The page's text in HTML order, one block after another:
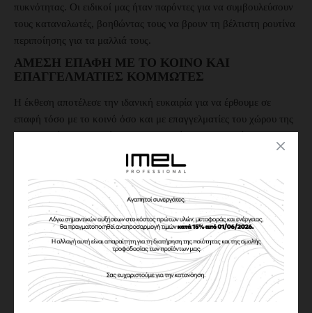
πυκνότητας. Οι ειδικοί μας ήταν παρόντες για να συμβουλεύσουν
τους καταναλωτές, βοηθώντας τους να βρουν τη βέλτιστη ρουτίνα
περιποίησης για τα μαλλιά τους.
ΆΜΕΣΗ ΕΠΑΦΉ ΜΕ ΤΟ ΚΟΙΝΌ ΚΑΙ
ΕΠΑΓΓΕΛΜΑΤΊΕΣ ΚΟΜΜΩΤΈΣ
Η έκθεση αποτέλεσε την ιδανική ευκαιρία για να έρθουμε σε
επαφή τόσο με το κοινό όσο και με επαγγελματίες του χώρου της
κομμωτικής. Οι επισκέπτες μας μπορούσαν να δοκιμάσουν τα
προϊόντα μας και να μιλήσουν με τους ειδικούς μας για
εξατομικευμένες λύσεις, αλλά και για νέες τεχνικές φροντίδας των
μαλλιών. Παράλληλα, τα εργαστήρια και οι παρουσιάσεις μας
βοήθησαν τους καλεσμένους να μάθουν περισσότερα για την
τεχνογνωσία και τη φιλοσοφία πίσω από κάθε προϊόν μας.
ΝΈΕΣ ΣΥΝΕΡΓΑΣΊΕΣ ΚΑΙ ΣΤΡΑΤΗΓΙΚΈΣ
Κατά τη διάρκεια της έκθεσης, ανακοινώσαμε νέες συνεργασίες με
διακεκριμένους επαγγελματίες στον τομέα της κομμωτικής, που
αποδεικνύουν τη δέσμευσή μας στην καινοτομία και την